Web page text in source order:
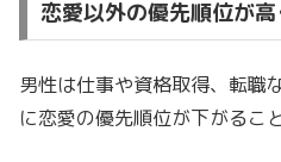
恋愛以外の優先順位が高
男性は仕事や資格取得、転職
に恋愛の優先順位が下がるこ